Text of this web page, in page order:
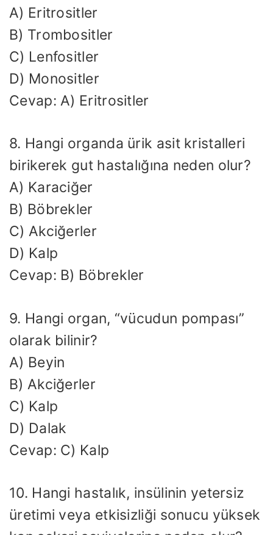
A) Eritrositler
B) Trombositler
C) Lenfositler
D) Monositler
Cevap: A) Eritrositler
8. Hangi organda ürik asit kristalleri
birikerek gut hastalığına neden olur?
A) Karaciğer
B) Böbrekler
C) Akciğerler
D) Kalp
Cevap: B) Böbrekler
9. Hangi organ, “vücudun pompası”
olarak bilinir?
A) Beyin
B) Akciğerler
C) Kalp
D) Dalak
Cevap: C) Kalp
10. Hangi hastalık, insülinin yetersiz
üretimi veya etkisizliği sonucu yüksek